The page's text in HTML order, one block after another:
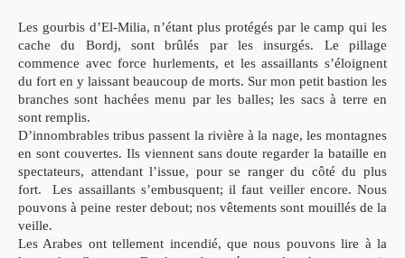
Les gourbis d’El-Milia, n’étant plus protégés par le camp qui les
cache du Bordj, sont brûlés par les insurgés. Le pillage
commence avec force hurlements, et les assaillants s’éloignent
du fort en y laissant beaucoup de morts. Sur mon petit bastion les
branches sont hachées menu par les balles; les sacs à terre en
sont remplis.
D’innombrables tribus passent la rivière à la nage, les montagnes
en sont couvertes. Ils viennent sans doute regarder la bataille en
spectateurs, attendant l’issue, pour se ranger du côté du plus
fort. Les assaillants s’embusquent; il faut veiller encore. Nous
pouvons à peine rester debout; nos vêtements sont mouillés de la
veille.
Les Arabes ont tellement incendié, que nous pouvons lire à la